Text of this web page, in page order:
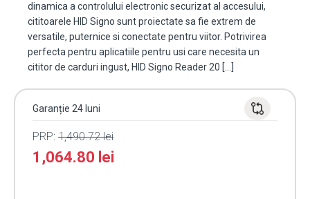
dinamica a controlului electronic securizat al accesului,
cititoarele HID Signo sunt proiectate sa fie extrem de
versatile, puternice si conectate pentru viitor. Potrivirea
perfecta pentru aplicatiile pentru usi care necesita un
cititor de carduri ingust, HID Signo Reader 20 […]
Garanție 24 luni
PRP: 1,490.72lei
1,064.80 lei